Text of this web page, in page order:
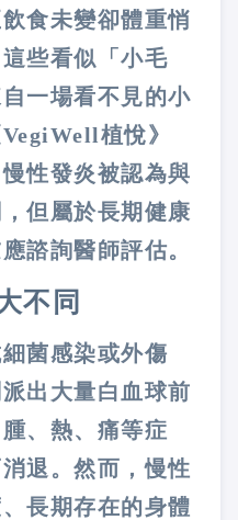
食未變卻體重悄
些看似「小毛
一場看不見的小
植悅》
性發炎被認為與
但屬於長期健康
諮詢醫師評估。
不同
菌感染或外傷
出大量白血球前
、熱、痛等症
退。然而，慢性
長期存在的身體